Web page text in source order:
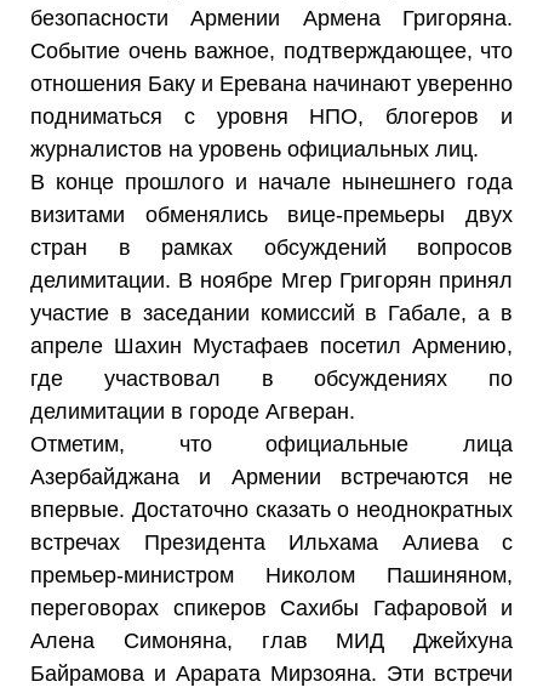
безопасности Армении Армена Григоряна.
Событие очень важное, подтверждающее, что
отношения Баку и Еревана начинают уверенно
подниматься с уровня НПО, блогеров и
журналистов на уровень официальных лиц.
В конце прошлого и начале нынешнего года
визитами обменялись вице-премьеры двух
стран в рамках обсуждений вопросов
делимитации. В ноябре Мгер Григорян принял
участие в заседании комиссий в Габале, а в
апреле Шахин Мустафаев посетил Армению,
где участвовал в обсуждениях по
делимитации в городе Агверан.
Отметим, что официальные лица
Азербайджана и Армении встречаются не
впервые. Достаточно сказать о неоднократных
встречах Президента Ильхама Алиева с
премьер-министром Николом Пашиняном,
переговорах спикеров Сахибы Гафаровой и
Алена Симоняна, глав МИД Джейхуна
Байрамова и Арарата Мирзояна. Эти встречи